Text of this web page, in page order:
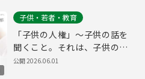
子供・若者・教育
「子供の人権」～子供の話を
聞くこと。それは、子供の人
権を守ること。～
公開2026.06.01